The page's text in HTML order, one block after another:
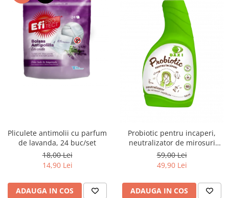
Pliculete antimolii cu parfum
de lavanda, 24 buc/set
18,00 Lei
14,90 Lei
ADAUGA IN COS
Probiotic pentru incaperi,
neutralizator de mirosuri
neplăcute, 500ml, Daxi
59,00 Lei
49,90 Lei
ADAUGA IN COS